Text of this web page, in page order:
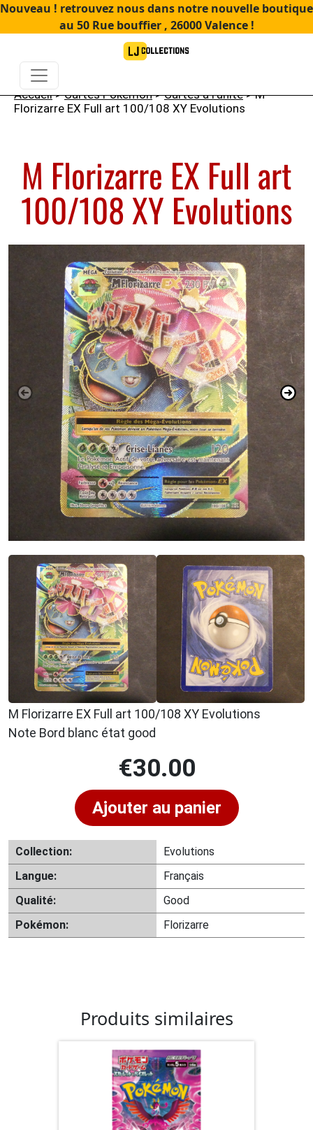
Nouveau ! retrouvez nous dans notre nouvelle boutique
au 50 Rue bouffier , 26000 Valence !
Accueil>Cartes Pokémon>Cartes à l'unité> M
Florizarre EX Full art 100/108 XY Evolutions
M Florizarre EX Full art
100/108 XY Evolutions
M Florizarre EX Full art 100/108 XY Evolutions
Note Bord blanc état good
€30.00
Ajouter au panier
Collection:
Evolutions
Langue:
Français
Qualité:
Good
Pokémon:
Florizarre
Produits similaires